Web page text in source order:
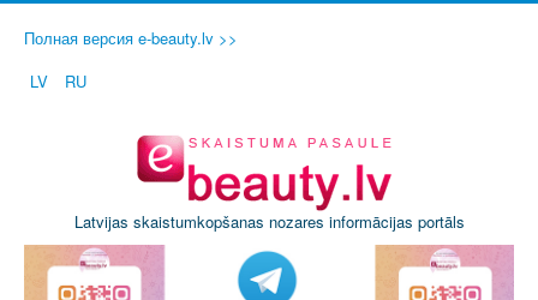
Полная версия e-beauty.lv >>
LV
RU
Latvijas skaistumkopšanas nozares informācijas portāls